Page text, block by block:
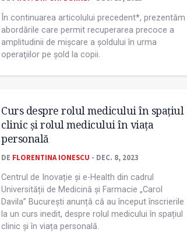
În continuarea articolului precedent*, prezentăm
abordările care permit recuperarea precoce a
amplitudinii de mișcare a șoldului în urma
operaţiilor pe șold la copii.
Curs despre rolul medicului în spațiul
clinic și rolul medicului în viața
personală
DE FLORENTINA IONESCU - DEC. 8, 2023
Centrul de Inovație și e-Health din cadrul
Universității de Medicină și Farmacie „Carol
Davila” București anunță că au început înscrierile
la un curs inedit, despre rolul medicului în spațiul
clinic și în viața personală.